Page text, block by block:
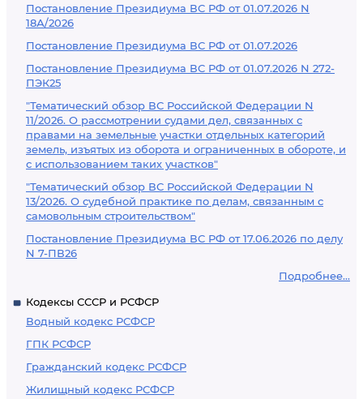
Постановление Президиума ВС РФ от 01.07.2026 N
18А/2026
Постановление Президиума ВС РФ от 01.07.2026
Постановление Президиума ВС РФ от 01.07.2026 N 272-
ПЭК25
"Тематический обзор ВС Российской Федерации N
11/2026. О рассмотрении судами дел, связанных с
правами на земельные участки отдельных категорий
земель, изъятых из оборота и ограниченных в обороте, и
с использованием таких участков"
"Тематический обзор ВС Российской Федерации N
13/2026. О судебной практике по делам, связанным с
самовольным строительством"
Постановление Президиума ВС РФ от 17.06.2026 по делу
N 7-ПВ26
Подробнее...
Кодексы СССР и РСФСР
Водный кодекс РСФСР
ГПК РСФСР
Гражданский кодекс РСФСР
Жилищный кодекс РСФСР